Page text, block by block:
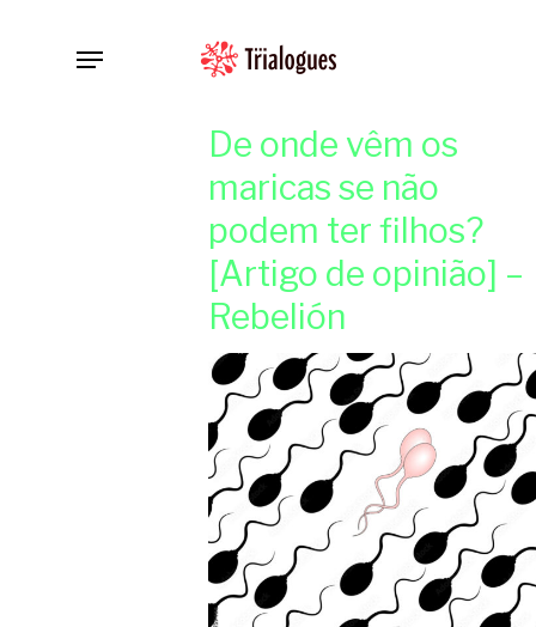
Menu
De onde vêm os
maricas se não
podem ter filhos?
[Artigo de opinião] –
Rebelión